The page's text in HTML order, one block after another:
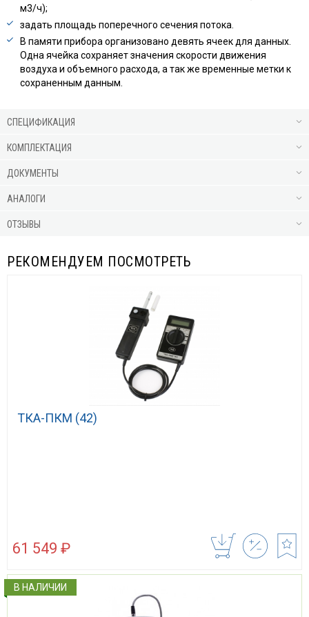
м3/ч);
задать площадь поперечного сечения потока.
В памяти прибора организовано девять ячеек для данных.
Одна ячейка сохраняет значения скорости движения
воздуха и объемного расхода, а так же временные метки к
сохраненным данным.
СПЕЦИФИКАЦИЯ
КОМПЛЕКТАЦИЯ
ДОКУМЕНТЫ
АНАЛОГИ
ОТЗЫВЫ
РЕКОМЕНДУЕМ ПОСМОТРЕТЬ
ТКА-ПКМ (42)
61 549 ₽
В НАЛИЧИИ